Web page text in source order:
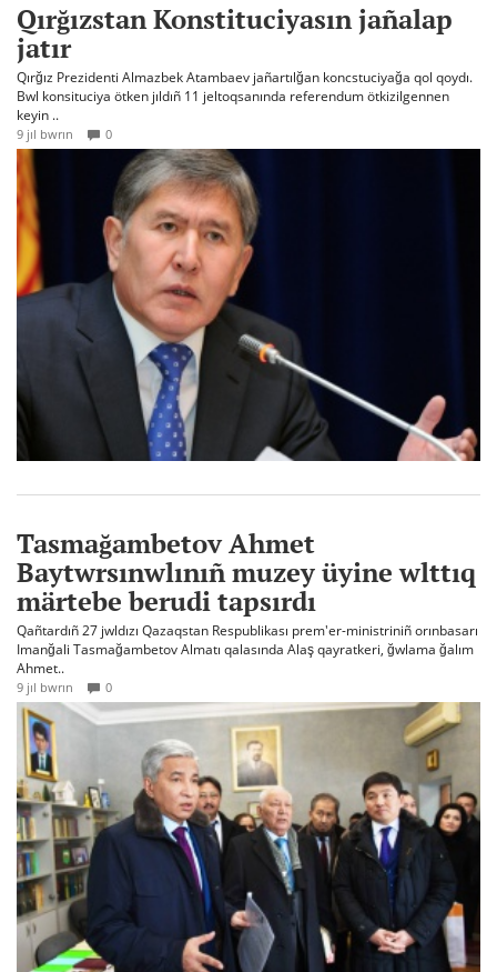
Qırğızstan Konstituciyasın jañalap
jatır
Qırğız Prezidenti Almazbek Atambaev jañartılğan koncstuciyağa qol qoydı.
Bwl konsituciya ötken jıldıñ 11 jeltoqsanında referendum ötkizilgennen
keyin ..
9 jıl bwrın 0
Tasmağambetov Ahmet
Baytwrsınwlınıñ muzey üyine wlttıq
märtebe berudi tapsırdı
Qañtardıñ 27 jwldızı Qazaqstan Respublikası prem'er-ministriniñ orınbasarı
Imanğali Tasmağambetov Almatı qalasında Alaş qayratkeri, ğwlama ğalım
Ahmet..
9 jıl bwrın 0